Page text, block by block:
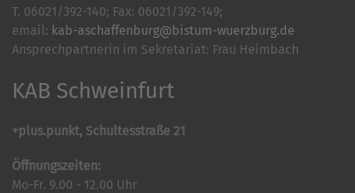
T. 06021/392-140; Fax: 06021/392-149;
email: kab-aschaffenburg@bistum-wuerzburg.de
Ansprechpartnerin im Sekretariat: Frau Heimbach
KAB Schweinfurt
+plus.punkt, Schultesstraße 21
Öffnungszeiten:
Mo-Fr. 9.00 - 12.00 Uhr